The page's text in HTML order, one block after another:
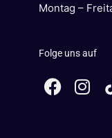
Montag –
Folge uns auf
F
a
I
n